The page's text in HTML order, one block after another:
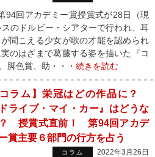
94回アカデミー賞授賞式が28日（現
のドルビー・シアターで行われ、耳
聞こえる少女が歌の才能を認められ
のはざまで葛藤する姿を描いた『コ
脚色賞、助・・・ 続きを読む
コラム】栄冠はどの作品に？
ドライブ・マイ・カー』はどうな
授賞式直前！ 第94回アカデ
賞主要６部門の行方を占う
コラム 2022年3月26日